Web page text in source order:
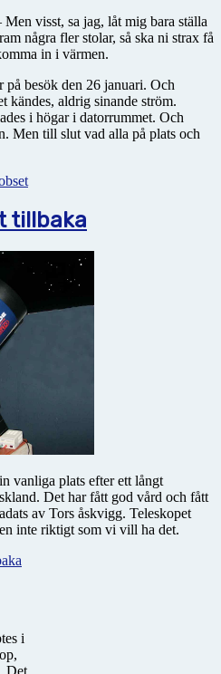
Men visst, sa jag, låt mig bara ställa
några fler stolar, så ska ni strax få
in i värmen.
på besök den 26 januari. Och
kändes, aldrig sinande ström.
i högar i datorrummet. Och
Men till slut vad alla på plats och
tillbaka
vanliga plats efter ett långt
Det har fått god vård och fått
av Tors åskvigg. Teleskopet
inte riktigt som vi vill ha det.
i
Det